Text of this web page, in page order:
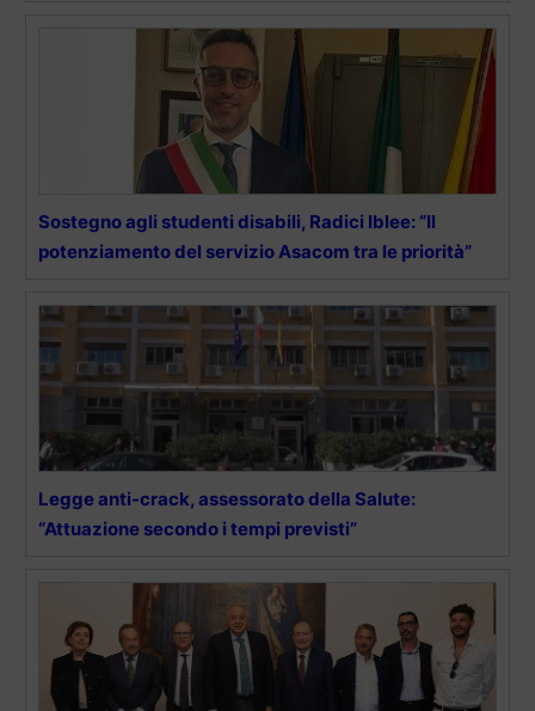
Sostegno agli studenti disabili, Radici Iblee: “Il
potenziamento del servizio Asacom tra le priorità”
Legge anti-crack, assessorato della Salute:
“Attuazione secondo i tempi previsti”